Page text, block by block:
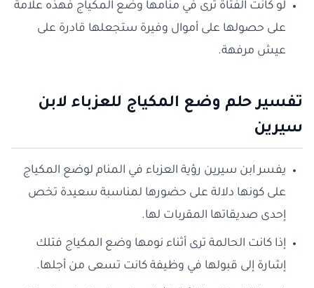
لو كانت الفتاة ترى في منامها وضع المكياج فهذه علامة
على حصولها على أموال وفيرة ستجعلها قادرة على
عيش مرفهة.
تفسير حلم وضع المكياج للعزباء لابن
سيرين
يفسر ابن سيرين رؤية العزباء في المنام لوضع المكياج
على كونها دلالة على حضورها لمناسبة سعيدة تخص
إحدى صديقاتها المقربات لها.
إذا كانت الحالمة ترى أثناء نومها وضع المكياج فتلك
إشارة إلى قبولها في وظيفة كانت تسعى من أجلها.